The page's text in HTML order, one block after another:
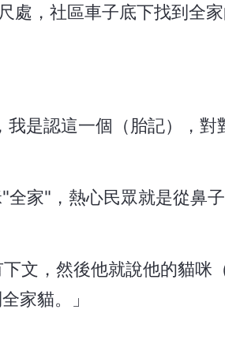
，社區車子底下找到全
是認這一個（胎記），對
家"，熱心民眾就是從鼻
文，然後他就說他的貓咪
家貓。」